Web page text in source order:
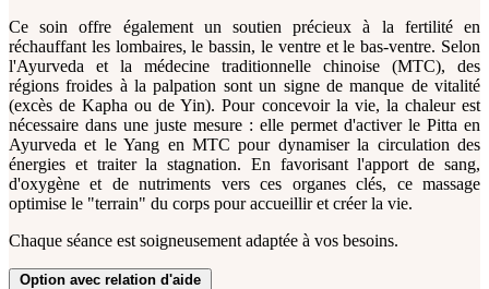
Ce soin offre également un soutien précieux à la fertilité en
réchauffant les lombaires, le bassin, le ventre et le bas-ventre. Selon
l'Ayurveda et la médecine traditionnelle chinoise (MTC), des
régions froides à la palpation sont un signe de manque de vitalité
(excès de Kapha ou de Yin). Pour concevoir la vie, la chaleur est
nécessaire dans une juste mesure : elle permet d'activer le Pitta en
Ayurveda et le Yang en MTC pour dynamiser la circulation des
énergies et traiter la stagnation. En favorisant l'apport de sang,
d'oxygène et de nutriments vers ces organes clés, ce massage
optimise le "terrain" du corps pour accueillir et créer la vie.
Chaque séance est soigneusement adaptée à vos besoins.
Option avec relation d'aide